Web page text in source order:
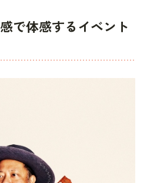
で体感するイベント